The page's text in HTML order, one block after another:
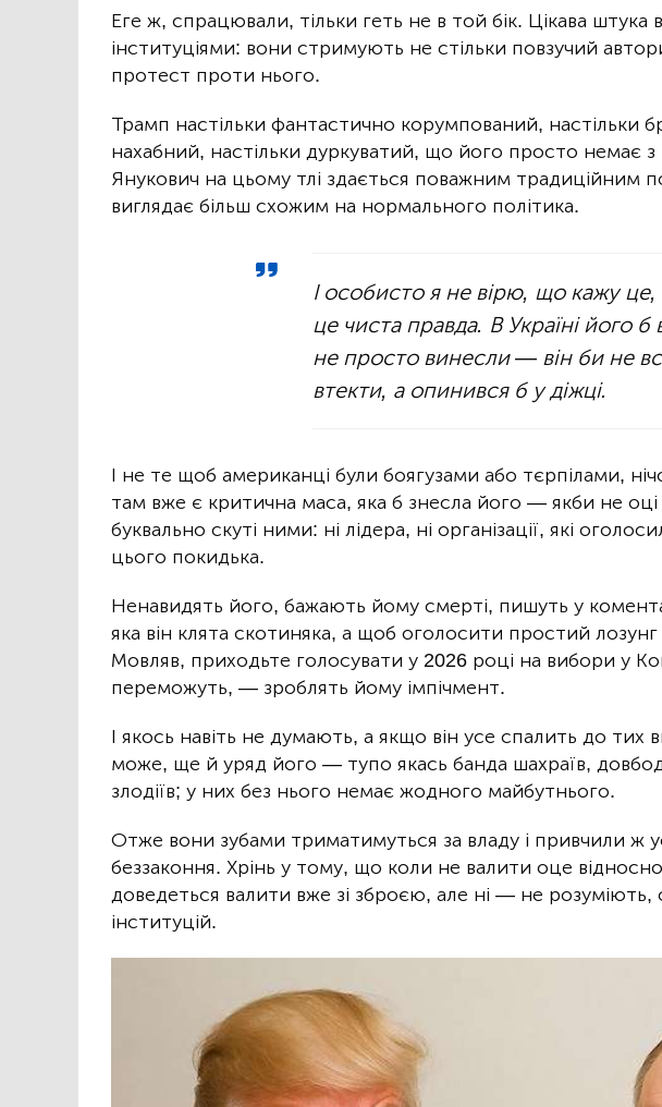
Еге ж, спрацювали, тільки геть не в той бік. Цікава
інституціями: вони стримують не стільки повзучий
протест проти нього.
Трамп настільки фантастично корумпований, настільки
нахабний, настільки дуркуватий, що його просто немає з
Янукович на цьому тлі здається поважним традиційним
виглядає більш схожим на нормального політика.
І особисто я не вірю, що кажу це,
це чиста правда. В Україні його б
не просто винесли — він би не
втекти, а опинився б у діжці.
І не те щоб американці були боягузами або тєрпілами,
там вже є критична маса, яка б знесла його — якби не оці
буквально скуті ними: ні лідера, ні організації, які
цього покидька.
Ненавидять його, бажають йому смерті, пишуть у
яка він клята скотиняка, а щоб оголосити простий
Мовляв, приходьте голосувати у 2026 році на вибори у
переможуть, — зроблять йому імпічмент.
І якось навіть не думають, а якщо він усе спалить до тих
може, ще й уряд його — тупо якась банда шахраїв,
злодіїв; у них без нього немає жодного майбутнього.
Отже вони зубами триматимуться за владу і привчили ж
беззаконня. Хрінь у тому, що коли не валити оце
доведеться валити вже зі зброєю, але ні — не розуміють,
інституцій.